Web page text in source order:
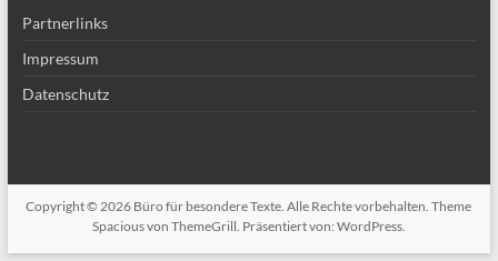
Partnerlinks
Impressum
Datenschutz
Copyright © 2026 Büro für besondere Texte. Alle Rechte vorbehalten. Theme
Spaciousvon ThemeGrill. Präsentiert von: WordPress.